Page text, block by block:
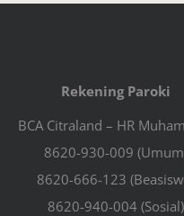
Rekening Paroki
BCA Citraland – HR
8620-930-009
8620-666-123
8620-940-004 (Sosial)